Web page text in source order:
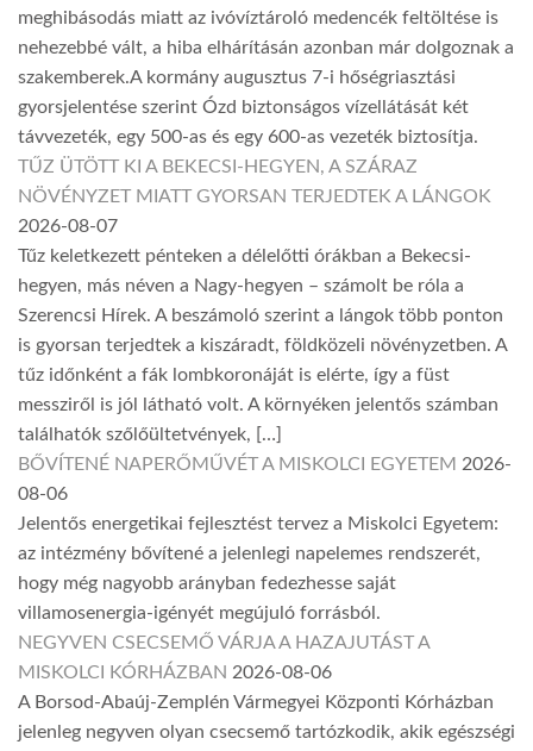
meghibásodás miatt az ivóvíztároló medencék feltöltése is
nehezebbé vált, a hiba elhárításán azonban már dolgoznak a
szakemberek.A kormány augusztus 7-i hőségriasztási
gyorsjelentése szerint Ózd biztonságos vízellátását két
távvezeték, egy 500-as és egy 600-as vezeték biztosítja.
TŰZ ÜTÖTT KI A BEKECSI-HEGYEN, A SZÁRAZ
NÖVÉNYZET MIATT GYORSAN TERJEDTEK A LÁNGOK
2026-08-07
Tűz keletkezett pénteken a délelőtti órákban a Bekecsi-
hegyen, más néven a Nagy-hegyen – számolt be róla a
Szerencsi Hírek. A beszámoló szerint a lángok több ponton
is gyorsan terjedtek a kiszáradt, földközeli növényzetben. A
tűz időnként a fák lombkoronáját is elérte, így a füst
messziről is jól látható volt. A környéken jelentős számban
találhatók szőlőültetvények, […]
BŐVÍTENÉ NAPERŐMŰVÉT A MISKOLCI EGYETEM 2026-
08-06
Jelentős energetikai fejlesztést tervez a Miskolci Egyetem:
az intézmény bővítené a jelenlegi napelemes rendszerét,
hogy még nagyobb arányban fedezhesse saját
villamosenergia-igényét megújuló forrásból.
NEGYVEN CSECSEMŐ VÁRJA A HAZAJUTÁST A
MISKOLCI KÓRHÁZBAN 2026-08-06
A Borsod-Abaúj-Zemplén Vármegyei Központi Kórházban
jelenleg negyven olyan csecsemő tartózkodik, akik egészségi